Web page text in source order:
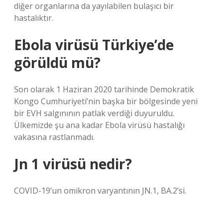
diğer organlarına da yayılabilen bulaşıcı bir
hastalıktır.
Ebola virüsü Türkiye’de
görüldü mü?
Son olarak 1 Haziran 2020 tarihinde Demokratik
Kongo Cumhuriyeti’nin başka bir bölgesinde yeni
bir EVH salgınının patlak verdiği duyuruldu.
Ülkemizde şu ana kadar Ebola virüsü hastalığı
vakasına rastlanmadı.
Jn 1 virüsü nedir?
COVID-19’un omikron varyantının JN.1, BA.2’si.